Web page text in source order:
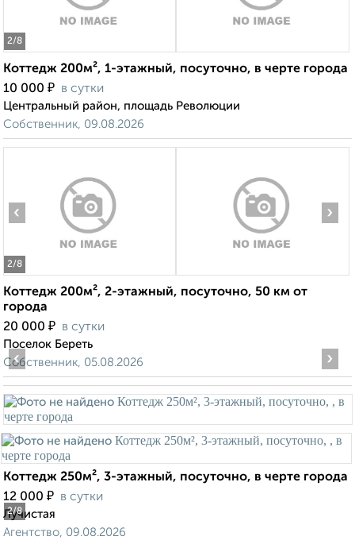
2/8
Коттедж 200м², 1-этажный, посуточно, в черте города
10 000 ₽ в сутки
Центральный район, площадь Революции
Собственник, 09.08.2026
2/8
‹ ›
Коттедж 200м², 2-этажный, посуточно, 50 км от
города
20 000 ₽ в сутки
Поселок Береть
Собственник, 05.08.2026
2/8
‹ ›
Коттедж 250м², 3-этажный, посуточно, в черте города
12 000 ₽ в сутки
Лучистая
Агентство, 09.08.2026